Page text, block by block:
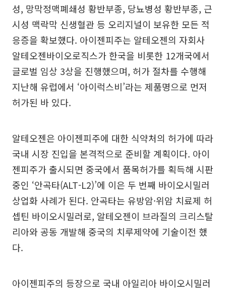
성, 망막정맥폐쇄성 황반부종, 당뇨병성 황반부종, 근
시성 맥락막 신생혈관 등 오리지널이 보유한 모든 적
응증을 확보했다. 아이젠피주는 알테오젠의 자회사
알테오젠바이오로직스가 한국을 비롯한 12개국에서
글로벌 임상 3상을 진행했으며, 허가 절차를 수행해
지난해 유럽에서 ‘아이럭스비’라는 제품명으로 먼저
허가된 바 있다.
알테오젠은 아이젠피주에 대한 식약처의 허가에 따라
국내 시장 진입을 본격적으로 준비할 계획이다. 아이
젠피주가 출시되면 중국에서 품목허가를 획득해 시판
중인 ‘안곡타(ALT-L2)’에 이은 두 번째 바이오시밀러
상업화 사례가 된다. 안곡타는 유방암·위암 치료제 허
셉틴 바이오시밀러로, 알테오젠이 브라질의 크리스탈
리아와 공동 개발해 중국의 치루제약에 기술이전 했
다.
아이젠피주의 등장으로 국내 아일리아 바이오시밀러